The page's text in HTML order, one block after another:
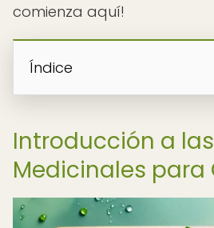
comienza aquí!
Índice
Introducción a
Medicinales para